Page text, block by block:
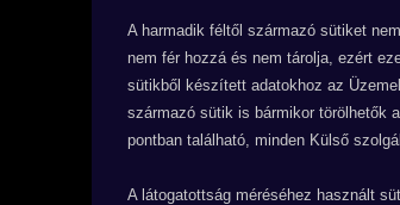
A harmadik féltől származó sütiket
nem fér hozzá és nem tárolja, ezért
sütikből készített adatokhoz az
származó sütik is bármikor törölhetők
pontban található, minden Külső
A látogatottság méréséhez használt